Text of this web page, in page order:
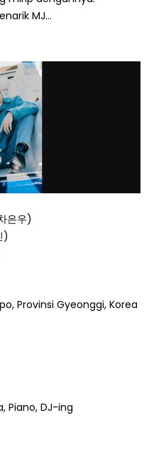
MJ…
은우)
)
Provinsi Gyeonggi, Korea
Piano, DJ-ing